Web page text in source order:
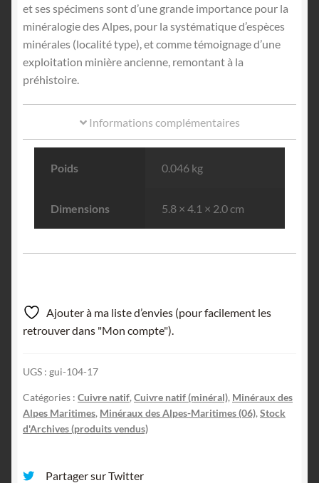
et ses spécimens sont d’une grande importance pour la
minéralogie des Alpes, pour la systématique d’espèces
minérales (localité type), et comme témoignage d’une
exploitation minière ancienne, remontant à la
préhistoire.
Informations complémentaires
Poids 0.046 kg
Dimensions 5.8 × 4.1 × 2.0 cm
Ajouter à ma liste d’envies (pour facilement les
retrouver dans "Mon compte").
UGS : gui-104-17
Catégories : Cuivre natif, Cuivre natif (minéral), Minéraux des
Alpes Maritimes, Minéraux des Alpes-Maritimes (06), Stock
d'Archives (produits vendus)
Partager sur Twitter